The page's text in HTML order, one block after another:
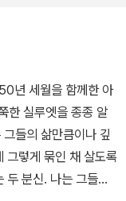
다. 시공을 넘나드는
이 책에서 독자들은
지를 발견할 수 있을
년 세월을 함께한 아
한 실루엣을 종종 알
들의 삶만큼이나 깊
그렇게 묶인 채 살도록
두 분신. 나는 그들과